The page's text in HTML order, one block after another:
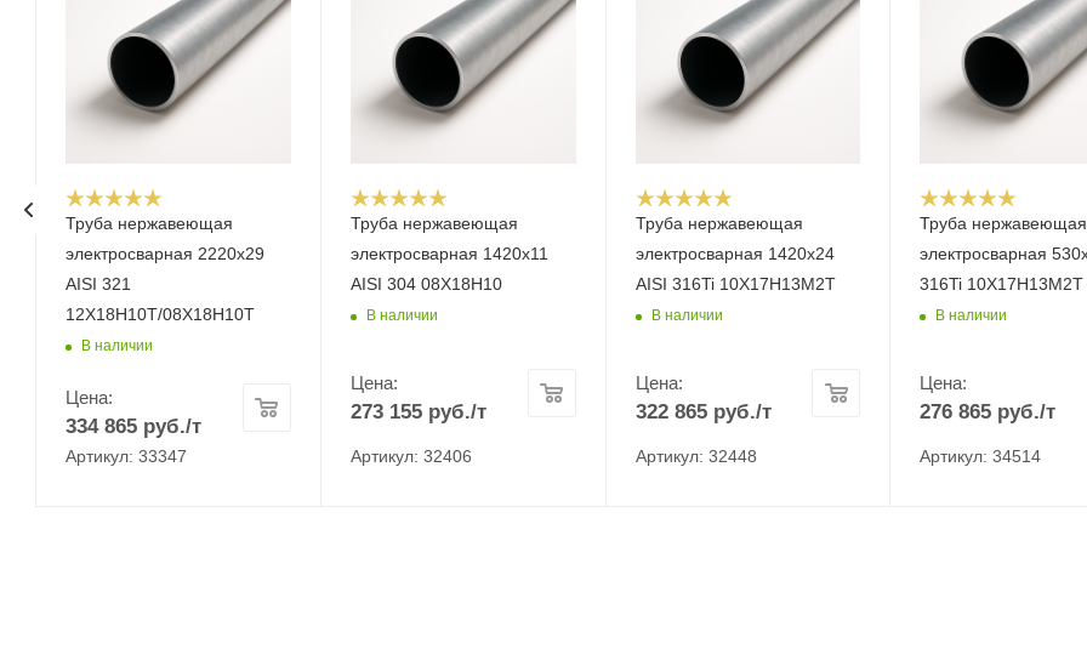
Труба нержавеющая
электросварная 2220х29
AISI 321
12Х18Н10Т/08Х18Н10Т
В наличии
Цена:
334 865 руб./т
Артикул: 33347
Труба нержавеющая
электросварная 1420х11
AISI 304 08Х18Н10
В наличии
Цена:
273 155руб./т
Артикул: 32406
Труба нержавеющая
электросварная 1420х24
AISI 316Ti 10Х17Н13М2Т
В наличии
Цена:
322 865руб./т
Артикул: 32448
Труба нержавеющая
электросварная
316Ti 10Х17Н13М2Т
В наличии
Цена:
276 865 руб./т
Артикул: 34514